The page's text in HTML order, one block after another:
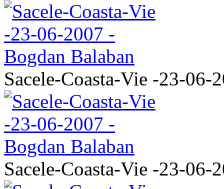
Sacele-Coasta-Vie -23-06-
Sacele-Coasta-Vie -23-06-